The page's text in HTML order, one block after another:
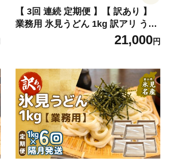
【 3回 連続 定期便 】【 訳あり 】
業務用 氷見うどん 1kg 訳アリ うど
ん 乾麺 業務用 鍋 〆 アレンジ 簡易
21,000円